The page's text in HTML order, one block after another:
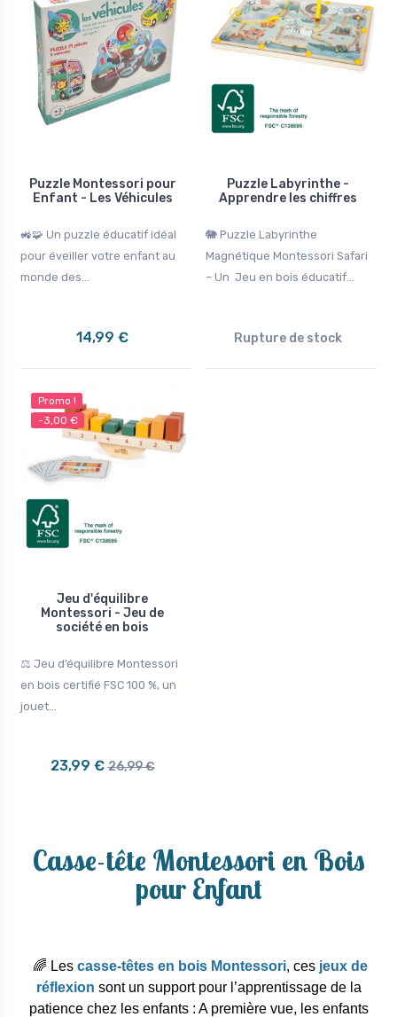
Casse-tête Montessori en Bois
pour Enfant
🌈 Les casse-têtes en bois Montessori, ces jeux de
réflexion sont un support pour l’apprentissage de la
patience chez les enfants : A première vue, les enfants
Puzzle Montessori pour
Enfant - Les Véhicules
🚜🧩 Un puzzle éducatif idéal
pour éveiller votre enfant au
monde des...
14,99 €
Puzzle Labyrinthe -
Apprendre les chiffres
🐘 Puzzle Labyrinthe
Magnétique Montessori Safari
– Un Jeu en bois éducatif...
Rupture de stock
Promo !
-3,00 €
Jeu d'équilibre
Montessori - Jeu de
société en bois
⚖️ Jeu d’équilibre Montessori
en bois certifié FSC 100 %, un
jouet...
23,99 € 26,99 €